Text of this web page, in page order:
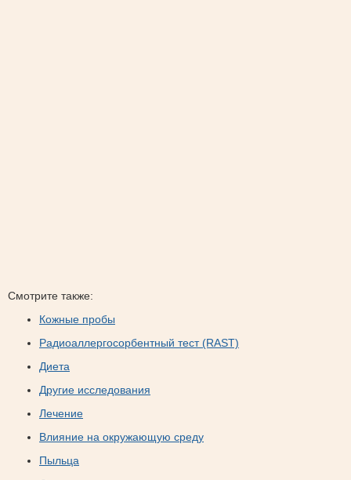
Смотрите также:
Кожные пробы
Радиоаллергосорбентный тест (RAST)
Диета
Другие исследования
Лечение
Влияние на окружающую среду
Пыльца